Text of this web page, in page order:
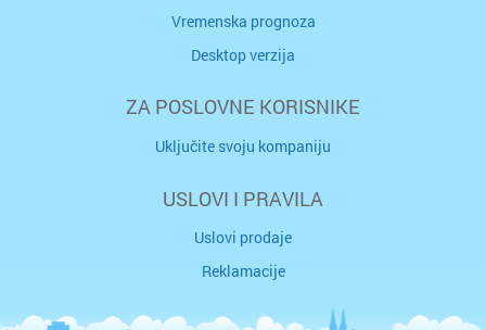
Vremenska prognoza
Desktop verzija
ZA POSLOVNE KORISNIKE
Uključite svoju kompaniju
USLOVI I PRAVILA
Uslovi prodaje
Reklamacije